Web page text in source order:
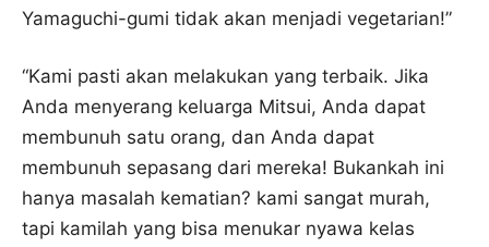
Yamaguchi-gumi tidak akan menjadi vegetarian!”
“Kami pasti akan melakukan yang terbaik. Jika
Anda menyerang keluarga Mitsui, Anda dapat
membunuh satu orang, dan Anda dapat
membunuh sepasang dari mereka! Bukankah ini
hanya masalah kematian? kami sangat murah,
tapi kamilah yang bisa menukar nyawa kelas